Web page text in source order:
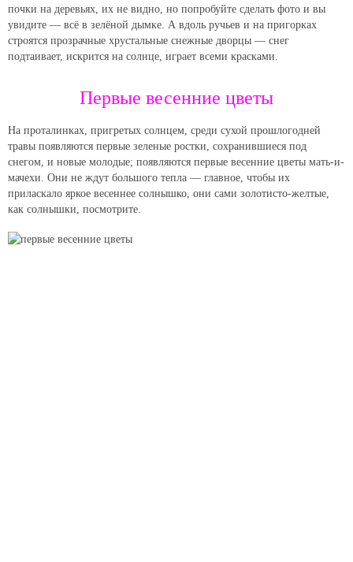
почки на деревьях, их не видно, но попробуйте сделать фото и вы
увидите — всё в зелёной дымке. А вдоль ручьев и на пригорках
строятся прозрачные хрустальные снежные дворцы — снег
подтаивает, искрится на солнце, играет всеми красками.
Первые весенние цветы
На проталинках, пригретых солнцем, среди сухой прошлогодней
травы появляются первые зеленые ростки, сохранившиеся под
снегом, и новые молодые; появляются первые весенние цветы мать-и-
мачехи. Они не ждут большого тепла — главное, чтобы их
приласкало яркое весеннее солнышко, они сами золотисто-желтые,
как солнышки, посмотрите.